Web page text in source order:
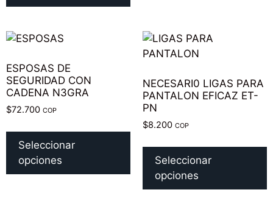
ESPOSAS DE
SEGURIDAD CON
CADENA N3GRA
$72.700 COP
Seleccionar
opciones
NECESARI0 LIGAS PARA
PANTALON EFICAZ ET-
PN
$8.200 COP
Seleccionar
opciones